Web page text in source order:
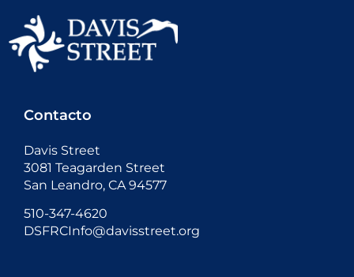
Contacto
Davis Street
3081 Teagarden Street
San Leandro, CA 94577
510-347-4620
DSFRCInfo@davisstreet.org